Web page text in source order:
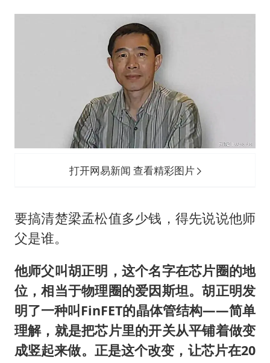
打开网易新闻 查看精彩图片
要搞清楚梁孟松值多少钱，得先说说他师
父是谁。
他师父叫胡正明，这个名字在芯片圈的地
位，相当于物理圈的爱因斯坦。胡正明发
明了一种叫FinFET的晶体管结构——简单
理解，就是把芯片里的开关从平铺着做变
成竖起来做。正是这个改变，让芯片在20